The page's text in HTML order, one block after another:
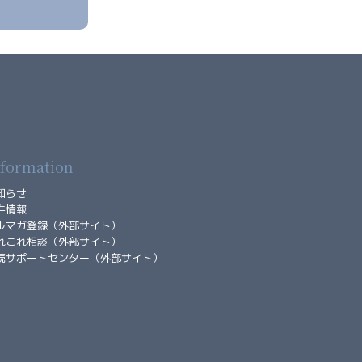
らせ
情報
マガ登録（外部サイト）
これ相談（外部サイト）
サポートセンター（外部サイト）